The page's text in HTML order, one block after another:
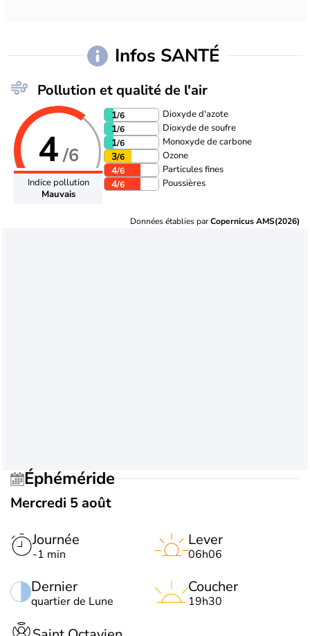
Infos SANTÉ
Pollution et qualité de l'air
4/6
Indice pollution
Mauvais
1/6 Dioxyde d'azote
1/6 Dioxyde de soufre
1/6 Monoxyde de carbone
3/6 Ozone
4/6 Particules fines
4/6 Poussières
Données établies parCopernicus AMS(2026)
Éphéméride
Mercredi 5 août
Journée
-1 min
Dernier
quartier de Lune
Lever
06h06
Coucher
19h30